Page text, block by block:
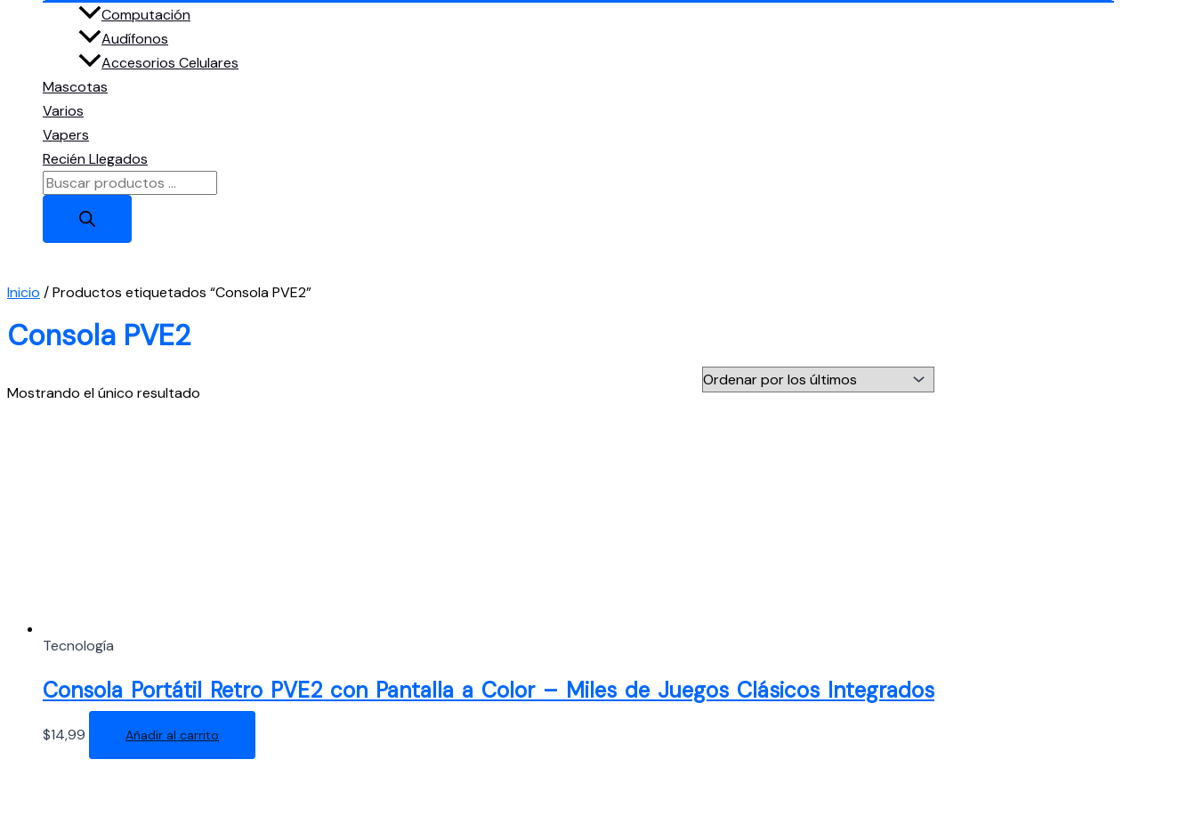
Computación
Audífonos
Accesorios Celulares
Mascotas
Varios
Vapers
Recién Llegados
Búsqueda
productos
Inicio / Productos etiquetados “Consola PVE2”
Consola PVE2
Mostrando el único resultado
Tecnología
Consola Portátil Retro PVE2 con Pantalla a Color – Miles de Juegos Clásicos Integrados
$14,99 Añadir al carrito